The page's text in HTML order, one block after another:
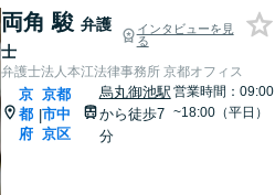
両角 駿 弁護
士
インタビューを見
る
弁護士法人本江法律事務所 京都オフィス
京
都
府
|
京都
市中
京区
烏丸御池駅
から徒歩7
分
営業時間：09:00
~18:00（平日）